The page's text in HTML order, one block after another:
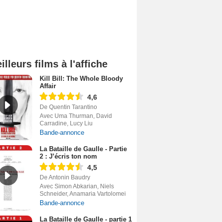
films à l'affiche
Kill Bill: The Whole Bloody
Affair
4,6
De Quentin Tarantino
Avec Uma Thurman, David
Carradine, Lucy Liu
Bande-annonce
La Bataille de Gaulle - Partie
2 : J’écris ton nom
4,5
De Antonin Baudry
Avec Simon Abkarian, Niels
Schneider, Anamaria Vartolomei
Bande-annonce
La Bataille de Gaulle - partie 1